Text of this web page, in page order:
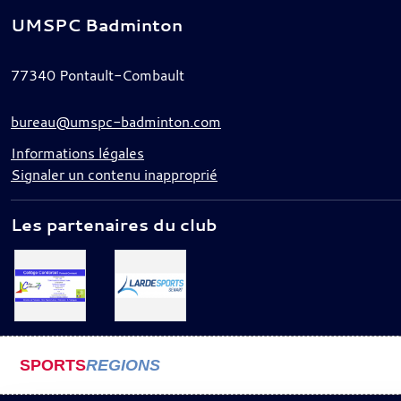
UMSPC Badminton
77340 Pontault-Combault
bureau@umspc-badminton.com
Informations légales
Signaler un contenu inapproprié
Les partenaires du club
SPORTSREGIONS